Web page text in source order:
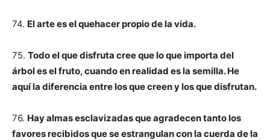
74. El arte es el quehacer propio de la vida.
75. Todo el que disfruta cree que lo que importa del
árbol es el fruto, cuando en realidad es la semilla. He
aquí la diferencia entre los que creen y los que disfrutan.
76. Hay almas esclavizadas que agradecen tanto los
favores recibidos que se estrangulan con la cuerda de la